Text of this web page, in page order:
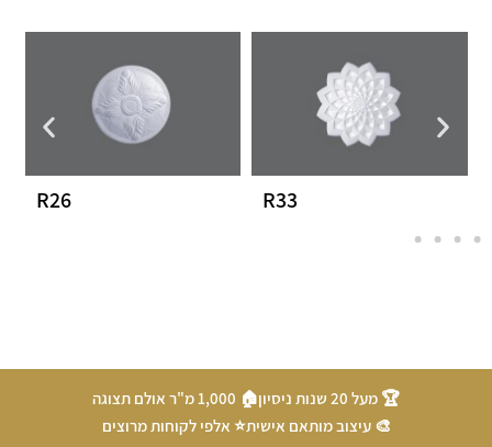
R33
R26
🏆 מעל 20 שנות ניסיון
🏠 1,000 מ"ר אולם תצוגה
🎨 עיצוב מותאם אישית⭐ אלפי לקוחות מרוצים